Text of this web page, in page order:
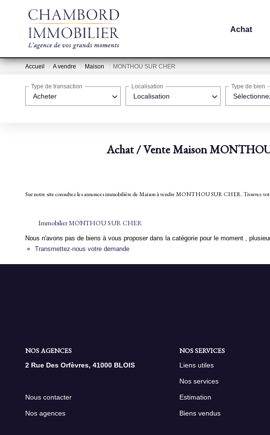
Achat
Accueil A vendre Maison MONTHOU SUR CHER
Acheter
Type de transaction
Localisation
Localisation Type de bien
Achat / Vente Maison
Sur notre site consultez les annonces immobilière de Maison à vendre MONTHOU SUR CHER.
Immobilier MONTHOU SUR CHER
Nous n'avons pas de biens à vous proposer dans la catégorie pour le moment ,
Transmettez-nous votre demande
NOS AGENCES
2 Rue Des Orfèvres, 41000 BLOIS
Nous contacter
Nos agences
NOS SERVICES
Liens utiles
Nos services
Estimation
Biens vendus